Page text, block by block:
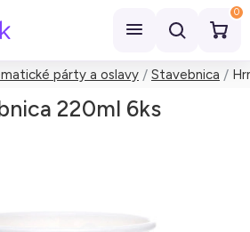
0
párty a oslavy Stavebnica
220ml 6ks